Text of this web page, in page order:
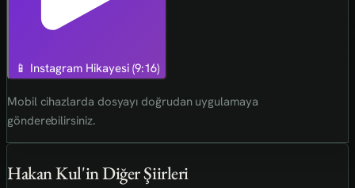
📱 Instagram Hikayesi (9:16)
Mobil cihazlarda dosyayı doğrudan uygulamaya
gönderebilirsiniz.
Hakan Kul'in Diğer Şiirleri